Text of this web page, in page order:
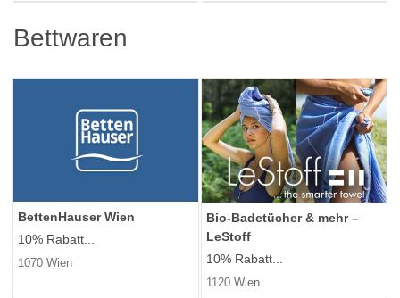
Bettwaren
BettenHauser Wien
10% Rabatt...
1070 Wien
Bio-Badetücher & mehr –
LeStoff
10% Rabatt...
1120 Wien